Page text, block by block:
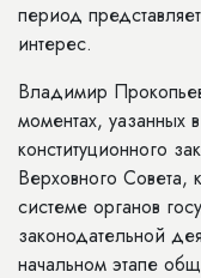
период
интерес.
Владимир
моментах, уазанных
конституционного
Верховного Совета,
системе органов
законодательной
начальном этапе